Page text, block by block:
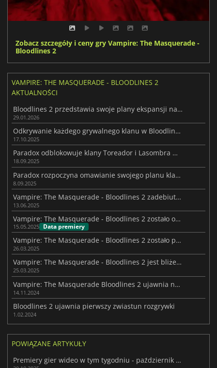
Zobacz szczegóły i ceny gry Vampire: The Masquerade -
Bloodlines 2
VAMPIRE: THE MASQUERADE - BLOODLINES 2
AKTUALNOŚCI
Bloodlines 2 przedstawia swoje plany ekspansji na 2026 rok
29.01.2026
Odkrywanie każdego grywalnego klanu w Bloodlines 2
17.10.2025
Paradox odblokowuje klany Toreador i Lasombra w Bloodlines 2
18.09.2025
Paradox rozpoczyna omawianie swojego planu klanowego dla Bloodlines II
8.09.2025
Vampire: The Masquerade - Bloodlines 2 zadebiutuje w październiku 2025 roku
13.06.2025
Vampire: The Masquerade - Bloodlines 2 zostało opóźnione do października 2025 roku
15.05.2025 Data premiery
Vampire: The Masquerade - Bloodlines 2 zostało ponownie opóźnione
26.03.2025
Vampire: The Masquerade - Bloodlines 2 jest bliżej niż myślisz
25.03.2025
Vampire: The Masquerade Bloodlines 2 ujawnia nowy zwiastun
14.11.2024
Bloodlines 2 ujawnia pierwszy zwiastun rozgrywki
1.02.2024
POWIĄZANE ARTYKUŁY
Premiery gier wideo w tym tygodniu - październik 2025 (tydzień 43)